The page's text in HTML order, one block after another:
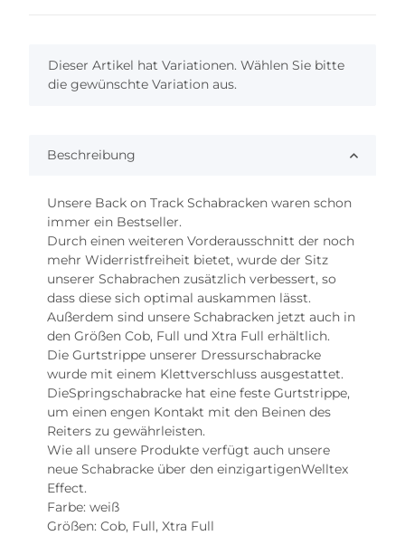
x
Dieser Artikel hat Variationen. Wählen Sie bitte
die gewünschte Variation aus.
Beschreibung
Unsere Back on Track Schabracken waren schon
immer ein Bestseller.
Durch einen weiteren Vorderausschnitt der noch
mehr Widerristfreiheit bietet, wurde der Sitz
unserer Schabrachen zusätzlich verbessert, so
dass diese sich optimal auskammen lässt.
Außerdem sind unsere Schabracken jetzt auch in
den Größen Cob, Full und Xtra Full erhältlich.
Die Gurtstrippe unserer Dressurschabracke
wurde mit einem Klettverschluss ausgestattet.
DieSpringschabracke hat eine feste Gurtstrippe,
um einen engen Kontakt mit den Beinen des
Reiters zu gewährleisten.
Wie all unsere Produkte verfügt auch unsere
neue Schabracke über den einzigartigenWelltex
Effect.
Farbe: weiß
Größen: Cob, Full, Xtra Full